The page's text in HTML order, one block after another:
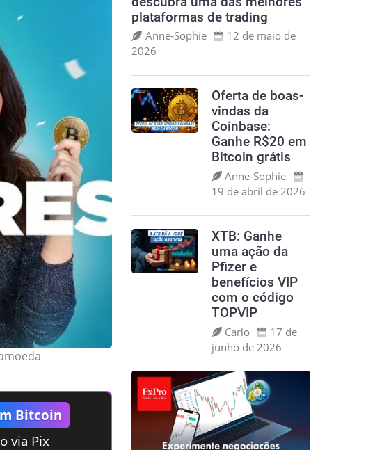
Bitcoin
via Pix
plataformas de trading
Anne‑Sophie
12 de maio de
2026
Oferta de boas-
vindas da
Coinbase:
Ganhe R$20 em
Bitcoin grátis
Anne‑Sophie
19 de abril de 2026
XTB: Ganhe
uma ação da
Pfizer e
benefícios VIP
com o código
TOPVIP
Carlo
17 de
junho de 2026